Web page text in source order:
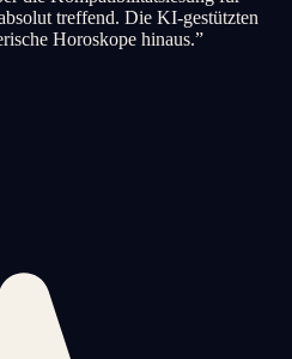
treffend. Die KI-gestützten
Horoskope hinaus.”